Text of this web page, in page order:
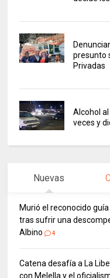
presunto
Privadas
Alcohol
veces y
Nuevas
Murió el reconocido
tras sufrir una
Albino
4
Catena desafía a La
con Melella y el